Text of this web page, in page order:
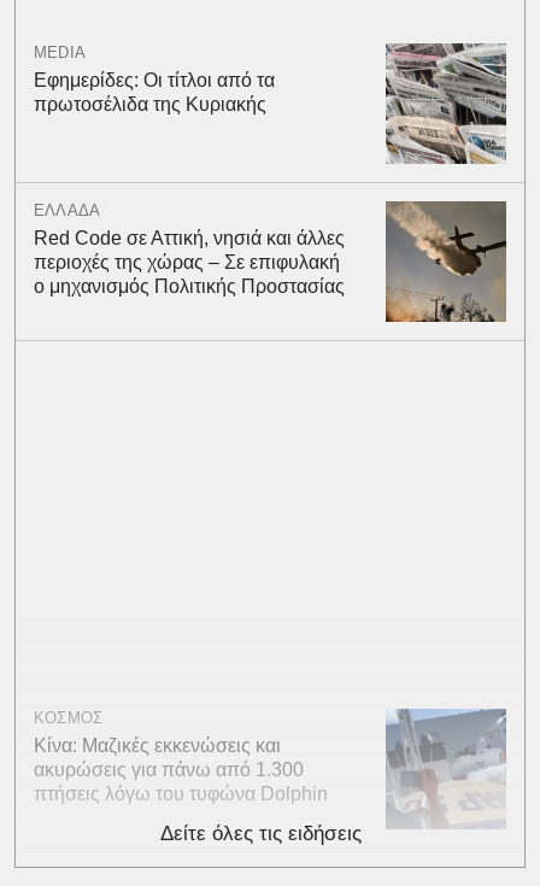
MEDIA
Εφημερίδες: Οι τίτλοι από τα
πρωτοσέλιδα της Κυριακής
ΕΛΛΑΔΑ
Red Code σε Αττική, νησιά και άλλες
περιοχές της χώρας – Σε επιφυλακή
ο μηχανισμός Πολιτικής Προστασίας
ΚΟΣΜΟΣ
Κίνα: Μαζικές εκκενώσεις και
ακυρώσεις για πάνω από 1.300
πτήσεις λόγω του τυφώνα Dolphin
Δείτε όλες τις ειδήσεις